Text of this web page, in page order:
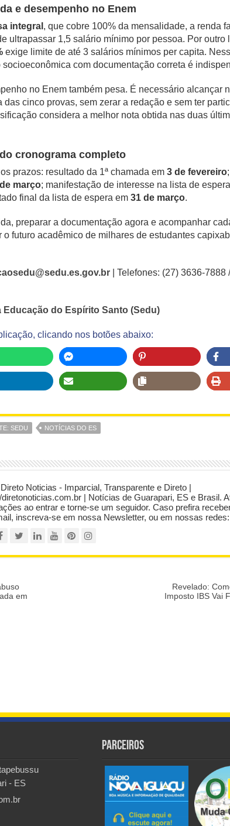
e desempenho no Enem
integral, que cobre 100% da mensalidade, a renda
ultrapassar 1,5 salário mínimo por pessoa. Por outro
exige limite de até 3 salários mínimos per capita.
com documentação correta é
no Enem também pesa. É necessário alcançar
das cinco provas, sem zerar a redação e sem ter
considera a melhor nota obtida nas duas
cronograma completo
prazos: resultado da 1ª chamada em 3 de fevereiro
março; manifestação de interesse na lista de
final da lista de espera em 31 de março
preparar a documentação agora e acompanhar
o futuro acadêmico de milhares de estudantes
| Telefones: (27) 3636-7888 /
Educação do Espírito Santo (Sedu)
clicando nos botões abaixo:
SEDU NOTÍCIAS DO ES
Noticias - Imparcial, Transparente e Direto |
diretonoticias.com.br | Notícias de Guarapari, ES e Brasil.
ao entrar e torne-se um seguidor. Caso prefira
inscreva-se em nossa Newsletter, ou em nossas redes:
em
Revelado:
Imposto IBS Vai
- ES
Parceiros